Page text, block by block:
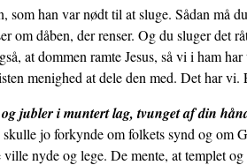
han var nødt til at sluge. Sådan må
om dåben, der renser. Og du sluger det
at dommen ramte Jesus, så vi i ham
menighed at dele den med. Det har vi.
jubler i muntert lag, tvunget af din
skulle jo forkynde om folkets synd og om
nyde og lege. De mente, at templet og